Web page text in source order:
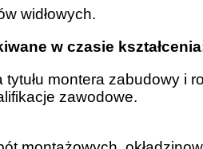
widłowych.
w czasie
montera zabudowy i
zawodowe.